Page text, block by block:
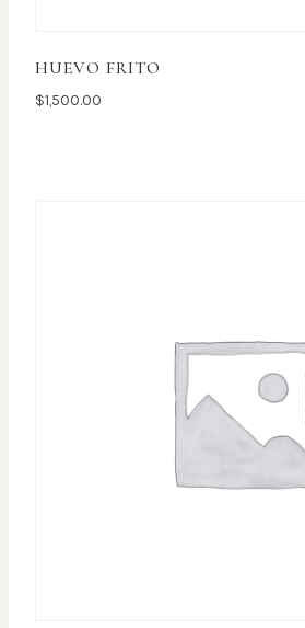
HUEVO FRITO
$1,500.00